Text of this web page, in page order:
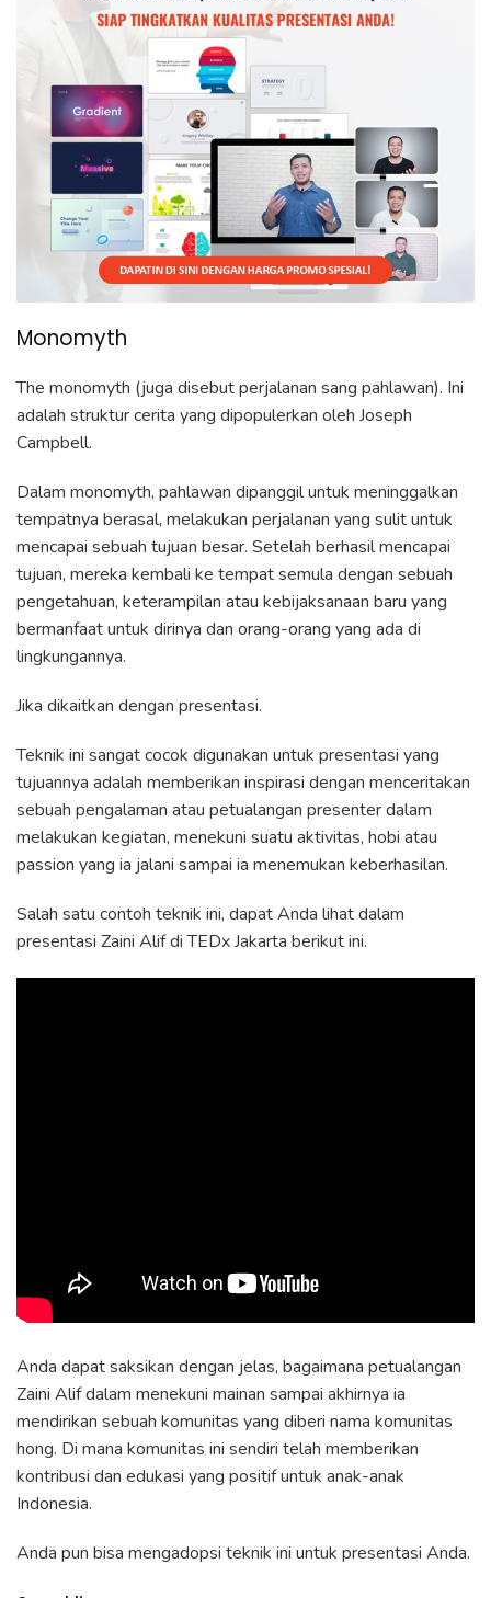
Monomyth
The monomyth (juga disebut perjalanan sang pahlawan). Ini
adalah struktur cerita yang dipopulerkan oleh Joseph
Campbell.
Dalam monomyth, pahlawan dipanggil untuk meninggalkan
tempatnya berasal, melakukan perjalanan yang sulit untuk
mencapai sebuah tujuan besar. Setelah berhasil mencapai
tujuan, mereka kembali ke tempat semula dengan sebuah
pengetahuan, keterampilan atau kebijaksanaan baru yang
bermanfaat untuk dirinya dan orang-orang yang ada di
lingkungannya.
Jika dikaitkan dengan presentasi.
Teknik ini sangat cocok digunakan untuk presentasi yang
tujuannya adalah memberikan inspirasi dengan menceritakan
sebuah pengalaman atau petualangan presenter dalam
melakukan kegiatan, menekuni suatu aktivitas, hobi atau
passion yang ia jalani sampai ia menemukan keberhasilan.
Salah satu contoh teknik ini, dapat Anda lihat dalam
presentasi Zaini Alif di TEDx Jakarta berikut ini.
Anda dapat saksikan dengan jelas, bagaimana petualangan
Zaini Alif dalam menekuni mainan sampai akhirnya ia
mendirikan sebuah komunitas yang diberi nama komunitas
hong. Di mana komunitas ini sendiri telah memberikan
kontribusi dan edukasi yang positif untuk anak-anak
Indonesia.
Anda pun bisa mengadopsi teknik ini untuk presentasi Anda.